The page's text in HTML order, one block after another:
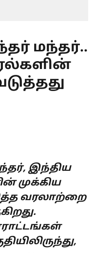
மந்தர்..
இந்திய
முக்கிய
வரலாற்றை